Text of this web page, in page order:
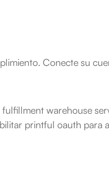
Conecte su
warehouse
printful oauth para